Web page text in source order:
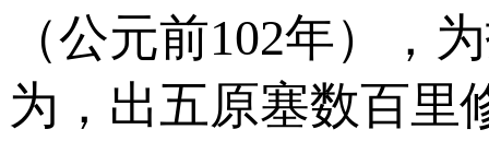
（公元前102年），
为，出五原塞数百里